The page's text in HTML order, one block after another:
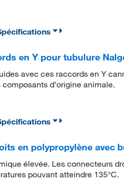
en Y pour tubulure
avec ces raccords en Y
d’origine animale.
en polypropylène avec
élevée. Les connecteurs
pouvant atteindre 135°C.